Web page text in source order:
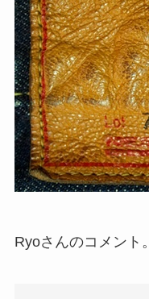
Ryoさんのコメント。